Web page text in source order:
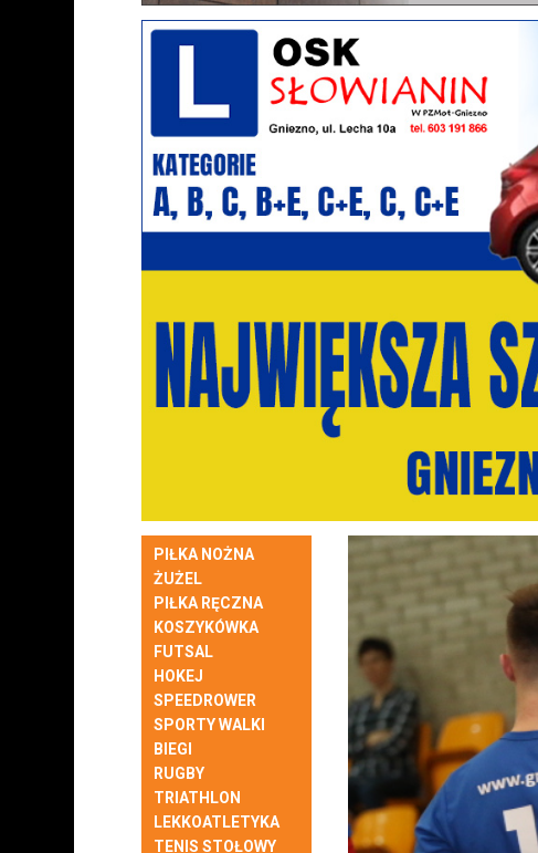
PIŁKA NOŻNA
ŻUŻEL
PIŁKA RĘCZNA
KOSZYKÓWKA
FUTSAL
HOKEJ
SPEEDROWER
SPORTY WALKI
BIEGI
RUGBY
TRIATHLON
LEKKOATLETYKA
TENIS STOŁOWY